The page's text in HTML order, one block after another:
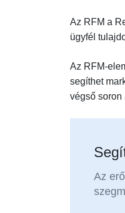
Az RFM a
ügyfél
Az RFM-
segíthet
végső soron
Az